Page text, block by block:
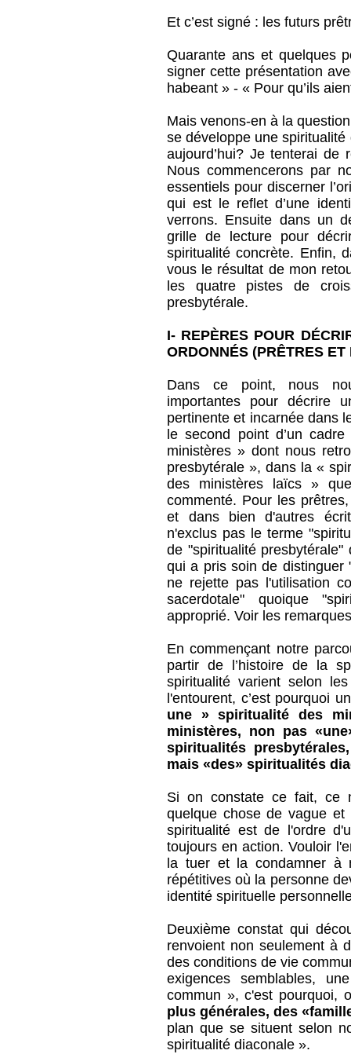
Et c’est signé : les futurs
Quarante ans et quelques
signer cette présentation
habeant » - « Pour qu’ils
Mais venons-en à la
se développe une
aujourd’hui? Je tenterai de
Nous commencerons par
essentiels pour discerner
qui est le reflet d’une
verrons. Ensuite dans un
grille de lecture pour
spiritualité concrète. Enfin,
vous le résultat de mon
les quatre pistes de
presbytérale.
I- REPÈRES POUR
ORDONNÉS (PRÊTRES ET
Dans ce point, nous
importantes pour décrire
pertinente et incarnée dans
le second point d’un
ministères » dont nous
presbytérale », dans la «
des ministères laïcs »
commenté. Pour les
et dans bien d'autres
n'exclus pas le terme
de "spiritualité
qui a pris soin de distinguer
ne rejette pas l'utilisation
sacerdotale" quoique
approprié. Voir les
En commençant notre
partir de l’histoire de la
spiritualité varient selon
l'entourent, c’est pourquoi
une » spiritualité des
ministères, non pas
spiritualités
mais «des» spiritualités
Si on constate ce fait, ce
quelque chose de vague
spiritualité est de l'ordre
toujours en action. Vouloir
la tuer et la condamner à
répétitives où la personne
identité spirituelle
Deuxième constat qui
renvoient non seulement à
des conditions de vie
exigences semblables,
commun », c'est pourquoi,
plus générales, des
plan que se situent selon
spiritualité diaconale ».